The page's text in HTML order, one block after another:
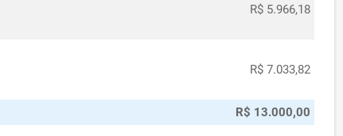
R$ 5.966,18
R$ 7.033,82
R$ 13.000,00